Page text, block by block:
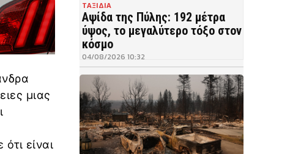
μιας
είναι
ΤΑΞΙΔΙΑ
Αψίδα της Πύλης: 192 μέτρα
ύψος, το μεγαλύτερο τόξο στον
κόσμο
04/08/2026 10:32